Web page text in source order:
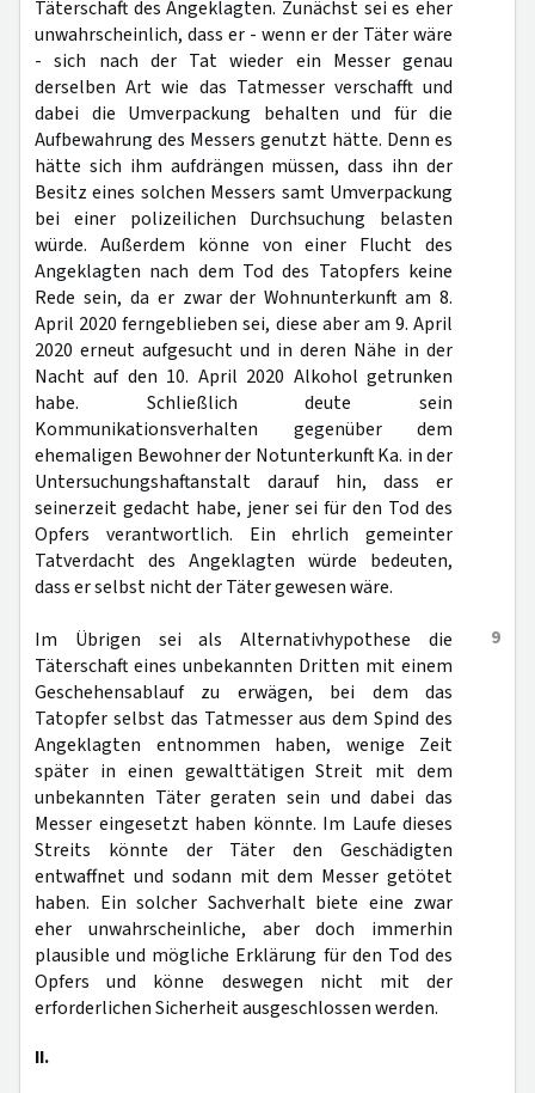
Täterschaft des Angeklagten. Zunächst sei es eher
unwahrscheinlich, dass er - wenn er der Täter wäre
- sich nach der Tat wieder ein Messer genau
derselben Art wie das Tatmesser verschafft und
dabei die Umverpackung behalten und für die
Aufbewahrung des Messers genutzt hätte. Denn es
hätte sich ihm aufdrängen müssen, dass ihn der
Besitz eines solchen Messers samt Umverpackung
bei einer polizeilichen Durchsuchung belasten
würde. Außerdem könne von einer Flucht des
Angeklagten nach dem Tod des Tatopfers keine
Rede sein, da er zwar der Wohnunterkunft am 8.
April 2020 ferngeblieben sei, diese aber am 9. April
2020 erneut aufgesucht und in deren Nähe in der
Nacht auf den 10. April 2020 Alkohol getrunken
habe. Schließlich deute sein
Kommunikationsverhalten gegenüber dem
ehemaligen Bewohner der Notunterkunft Ka. in der
Untersuchungshaftanstalt darauf hin, dass er
seinerzeit gedacht habe, jener sei für den Tod des
Opfers verantwortlich. Ein ehrlich gemeinter
Tatverdacht des Angeklagten würde bedeuten,
dass er selbst nicht der Täter gewesen wäre.
9
Im Übrigen sei als Alternativhypothese die
Täterschaft eines unbekannten Dritten mit einem
Geschehensablauf zu erwägen, bei dem das
Tatopfer selbst das Tatmesser aus dem Spind des
Angeklagten entnommen haben, wenige Zeit
später in einen gewalttätigen Streit mit dem
unbekannten Täter geraten sein und dabei das
Messer eingesetzt haben könnte. Im Laufe dieses
Streits könnte der Täter den Geschädigten
entwaffnet und sodann mit dem Messer getötet
haben. Ein solcher Sachverhalt biete eine zwar
eher unwahrscheinliche, aber doch immerhin
plausible und mögliche Erklärung für den Tod des
Opfers und könne deswegen nicht mit der
erforderlichen Sicherheit ausgeschlossen werden.
II.